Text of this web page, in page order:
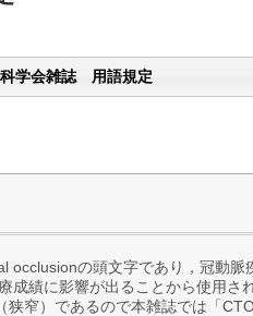
科学会雑誌 用語規定
occlusionの頭文字であり，冠動
成績に影響が出ることから使用さ
狭窄）であるので本雑誌では「